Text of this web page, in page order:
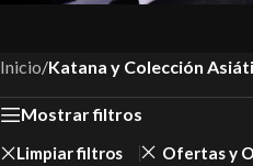
Inicio/Katana y Colección
Mostrar filtros
Limpiar filtros Ofertas y